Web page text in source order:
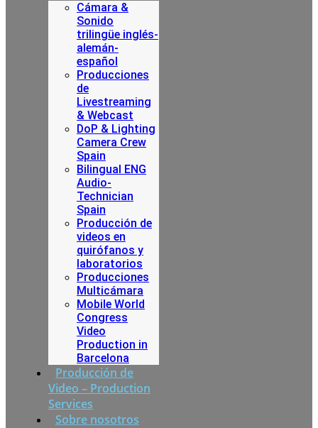
Cámara &
Sonido
trilingüe inglés-
alemán-
español
Producciones
de
Livestreaming
& Webcast
DoP & Lighting
Camera Crew
Spain
Bilingual ENG
Audio-
Technician
Spain
Producción de
videos en
quirófanos y
laboratorios
Producciones
Multicámara
Mobile World
Congress
Video
Production in
Barcelona
Producción de
Video – Production
Services
Sobre nosotros